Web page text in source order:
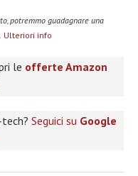
potremmo guadagnare una
Ulteriori info
le offerte Amazon
Seguici su Google